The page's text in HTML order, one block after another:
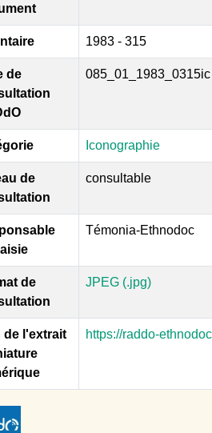
1983 - 315
de
085_01_1983_0315ic
Iconographie
de
consultable
Témonia-Ethnodoc
de
JPEG (.jpg)
de l'extrait
https://raddo-